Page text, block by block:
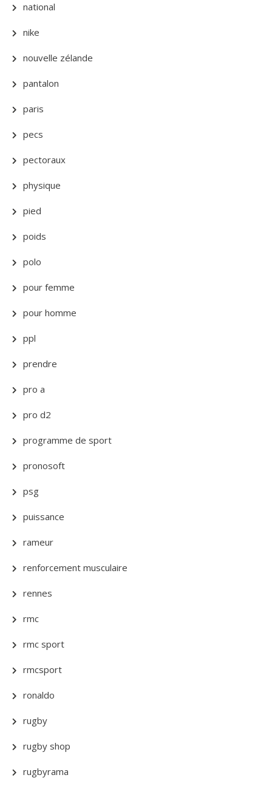
national
nike
nouvelle zélande
pantalon
paris
pecs
pectoraux
physique
pied
poids
polo
pour femme
pour homme
ppl
prendre
pro a
pro d2
programme de sport
pronosoft
psg
puissance
rameur
renforcement musculaire
rennes
rmc
rmc sport
rmcsport
ronaldo
rugby
rugby shop
rugbyrama